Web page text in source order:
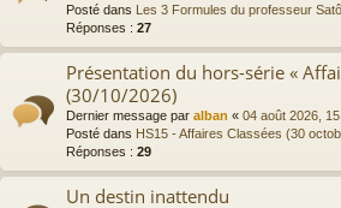
Posté dans Les 3 Formules du professeur
Réponses : 27
Présentation du hors-série «
(30/10/2026)
Dernier message par alban « 04 août 2026,
Posté dans HS15 - Affaires Classées (30
Réponses : 29
Un destin inattendu